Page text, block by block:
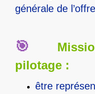
générale de
🎯
pilotage :
être